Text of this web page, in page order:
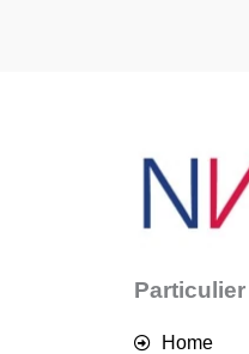
Particulier
Home